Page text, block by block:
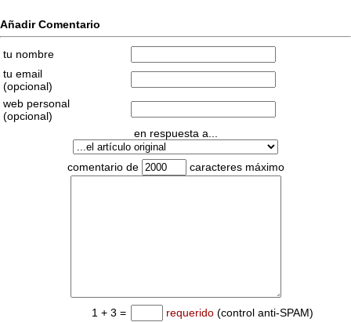
Añadir Comentario
tu nombre
tu email
(opcional)
web personal
(opcional)
en respuesta a...
comentario de caracteres máximo
1 + 3 = requerido (control anti-SPAM)